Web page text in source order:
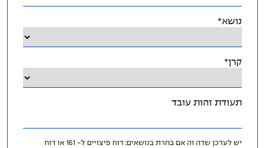
נושא*
קרן*
תעודת זהות עובד
יש לעדכן שדה זה אם בחרת בנושאים: דוח פיצויים ל- 161 או דוח